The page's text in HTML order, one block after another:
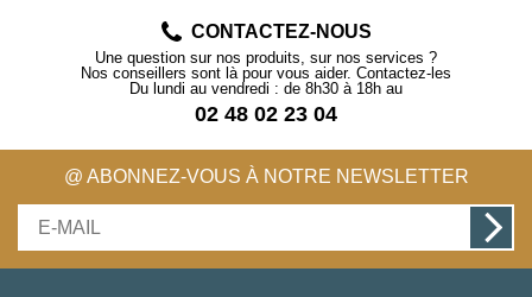
CONTACTEZ-NOUS
Une question sur nos produits, sur nos services ?
Nos conseillers sont là pour vous aider. Contactez-les
Du lundi au vendredi : de 8h30 à 18h au
02 48 02 23 04
@ ABONNEZ-VOUS À NOTRE NEWSLETTER